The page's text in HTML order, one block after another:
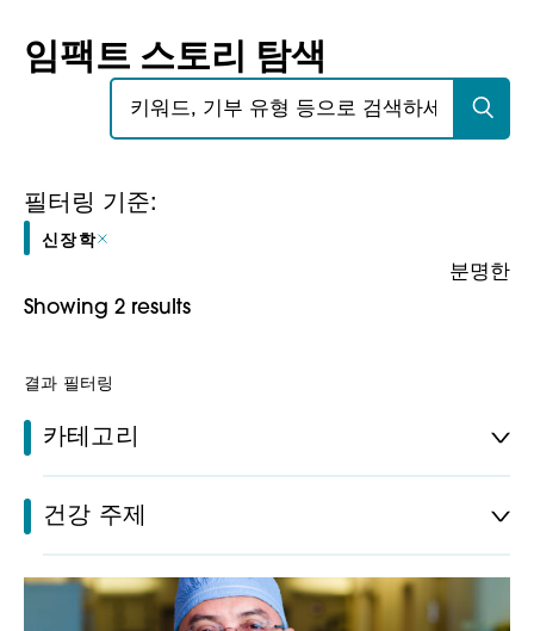
임팩트 스토리 탐색
검색:
필터링 기준:
신장학
분명한
Showing 2 results
결과 필터링
카테고리
건강 주제